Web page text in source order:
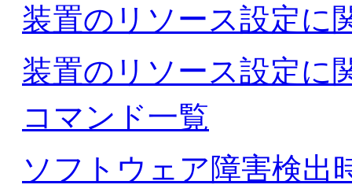
装置のリソース設定に
装置のリソース設定に
コマンド一覧
ソフトウェア障害検出